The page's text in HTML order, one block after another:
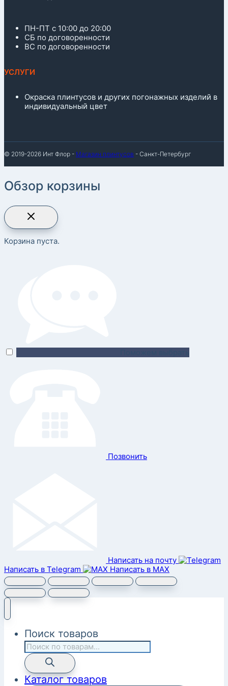
ПН-ПТ с 10:00 до 20:00
СБ по договоренности
ВС по договоренности
УСЛУГИ
Окраска плинтусов и других погонажных изделий в
индивидуальный цвет
© 2019-2026 Инт Флор - Магазин плинтусов - Санкт-Петербург
Обзор корзины
Корзина пуста.
Позвонить
Написать на почту
Написать в Telegram
Написать в MAX
Поиск товаров
Каталог товаров